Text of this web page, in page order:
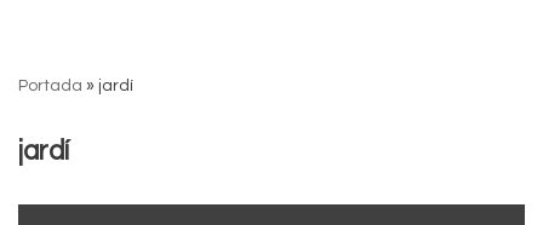
al
Portada » jardí
jardí